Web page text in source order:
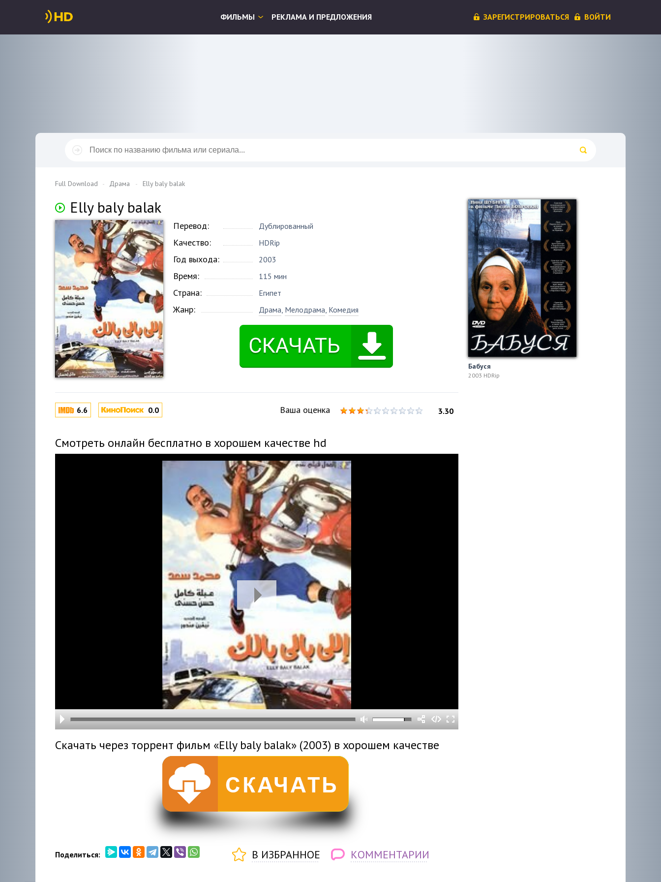
ФИЛЬМЫ РЕКЛАМА И ПРЕДЛОЖЕНИЯ ЗАРЕГИСТРИРОВАТЬСЯ ВОЙТИ
Full Download Драма Elly baly balak
Elly baly balak
Перевод: Дублированный
Качество: HDRip
Год выхода: 2003
Время: 115 мин
Страна: Египет
Жанр: Драма, Мелодрама, Комедия
6.6 0.0 Ваша оценка 3.30
Смотреть онлайн бесплатно в хорошем качестве hd
Скачать через торрент фильм «Elly baly balak» (2003) в хорошем качестве
Поделиться: В ИЗБРАННОЕ КОММЕНТАРИИ
Бабуся
2003 HDRip